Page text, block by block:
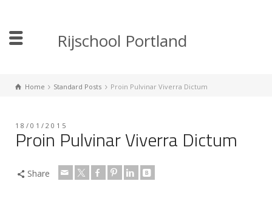
Rijschool Portland
Home Standard Posts Proin Pulvinar Viverra Dictum
18/01/2015
Proin Pulvinar Viverra Dictum
Share